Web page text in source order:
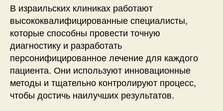
В израильских клиниках работают
высококвалифицированные специалисты,
которые способны провести точную
диагностику и разработать
персонифицированное лечение для каждого
пациента. Они используют инновационные
методы и тщательно контролируют процесс,
чтобы достичь наилучших результатов.